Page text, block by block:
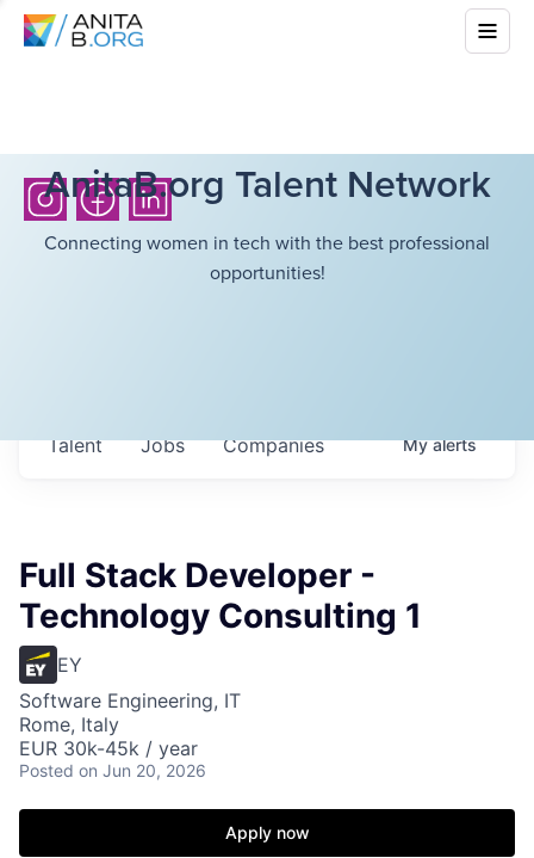
AnitaB.org Talent Network
Connecting women in tech with the best professional
opportunities!
Jobs Companies
Talent Myalerts
Full Stack Developer -
Technology Consulting 1
EY
Software Engineering, IT
Rome, Italy
EUR 30k-45k / year
Posted on Jun 20, 2026
Apply now